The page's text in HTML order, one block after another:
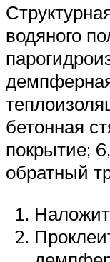
водяного
бетонная
покрытие;
обратный